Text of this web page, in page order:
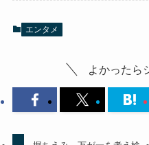
エンタメ
よかったら